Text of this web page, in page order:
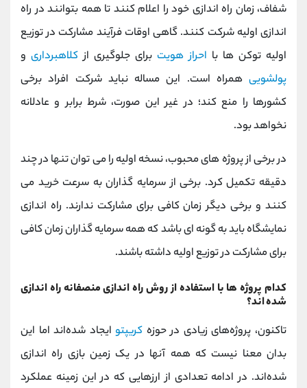
شفاف، زمان راه اندازی خود را اعلام کنند تا همه بتوانند در راه
اندازی اولیه شرکت کنند. گاهی اوقات فرآیند مشارکت در توزیع
اولیه توکن ها با احراز هویت برای جلوگیری از کلاهبرداری و
پولشویی همراه است. این مساله نباید شرکت افراد برخی
کشورها را منع کند؛ در غیر این صورت، شرط برابر و عادلانه
نخواهد بود.
در برخی از پروژه های محبوب، نسخه اولیه را می توان تنها در چند
دقیقه تکمیل کرد. برخی از سرمایه گذاران به سرعت خرید می
کنند و برخی دیگر زمان کافی برای مشارکت ندارند. راه اندازی
نمایشگاه باید به گونه ای باشد که همه سرمایه گذاران زمان کافی
برای مشارکت در توزیع اولیه داشته باشند.
کدام پروژه ها با استفاده از روش راه اندازی منصفانه راه اندازی
شده اند؟
تاکنون، پروژه‌های زیادی در حوزه کریپتوایجاد شده‌اند اما این
بدان معنا نیست که همه آنها در یک زمین بازی راه‌ اندازی
شده‌اند. در ادامه تعدادی از ارزهایی که در این زمینه عملکرد